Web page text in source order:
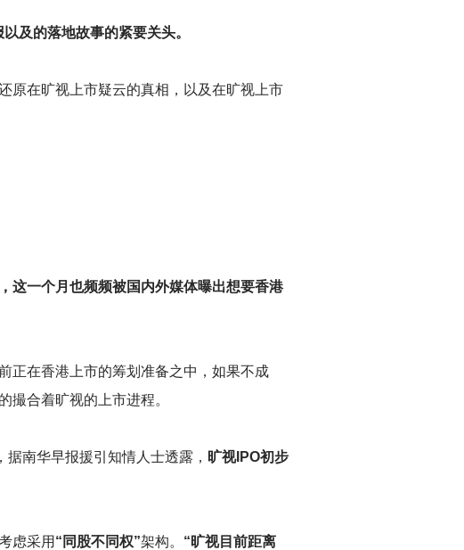
及的落地故事的紧要关头。
原在旷视上市疑云的真相，以及在旷视上市
这一个月也频频被国内外媒体曝出想要香港
正在香港上市的筹划准备之中，如果不成
撮合着旷视的上市进程。
据南华早报援引知情人士透露， 旷视IPO初步
虑采用 “同股不同权”架构。 “旷视目前距离